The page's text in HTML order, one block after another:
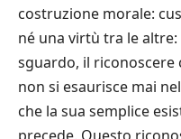
costruzione morale:
né una virtù tra le
sguardo, il
non si esaurisce mai
che la sua semplice